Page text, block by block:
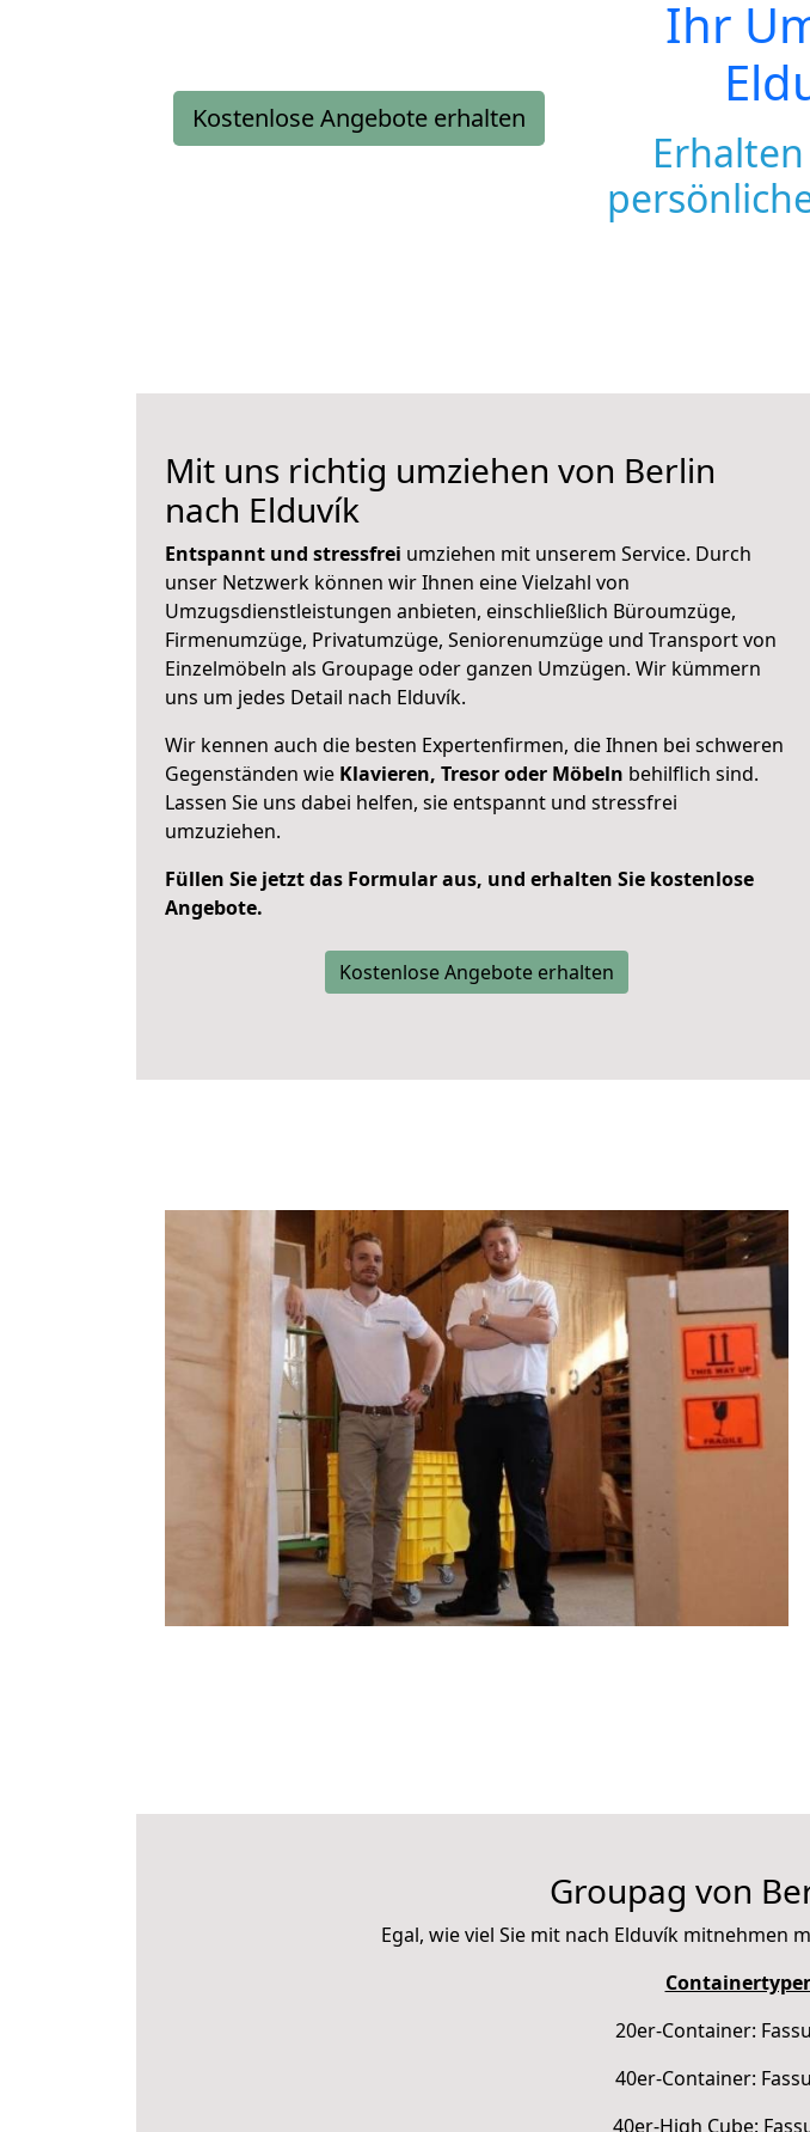
Kostenlose Angebote erhalten
Ihr
Mit uns richtig umziehen von Berlin
nach Elduvík
Entspannt und stressfrei umziehen mit unserem Service. Durch
unser Netzwerk können wir Ihnen eine Vielzahl von
Umzugsdienstleistungen anbieten, einschließlich Büroumzüge,
Firmenumzüge, Privatumzüge, Seniorenumzüge und Transport von
Einzelmöbeln als Groupage oder ganzen Umzügen. Wir kümmern
uns um jedes Detail nach Elduvík.
Wir kennen auch die besten Expertenfirmen, die Ihnen bei schweren
Gegenständen wie Klavieren, Tresor oder Möbeln behilflich sind.
Lassen Sie uns dabei helfen, sie entspannt und stressfrei
umzuziehen.
Füllen Sie jetzt das Formular aus, und erhalten Sie kostenlose
Angebote.
Kostenlose Angebote erhalten
Groupag von
Egal, wie viel Sie mit nach Elduvík mitnehmen
20er-Container:
40er-Container:
40er-High Cube: